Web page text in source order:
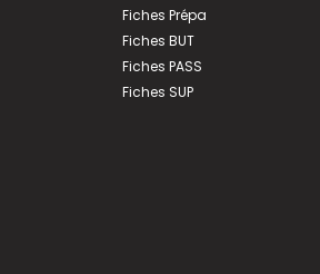
Fiches Prépa
Fiches BUT
Fiches PASS
Fiches SUP